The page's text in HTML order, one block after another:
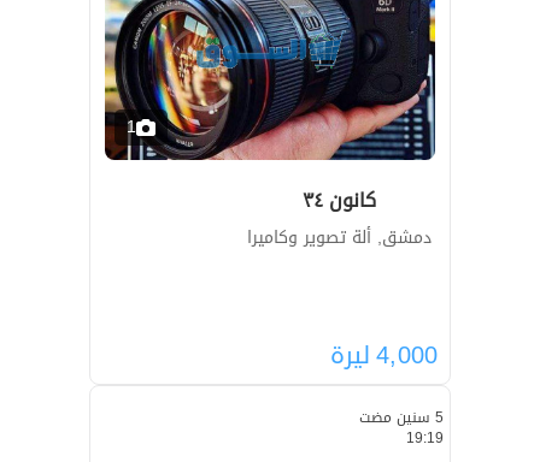
1
كانون ٣٤
دمشق, ألة تصوير وكاميرا
4,000ليرة
5 سنين مضت
19:19